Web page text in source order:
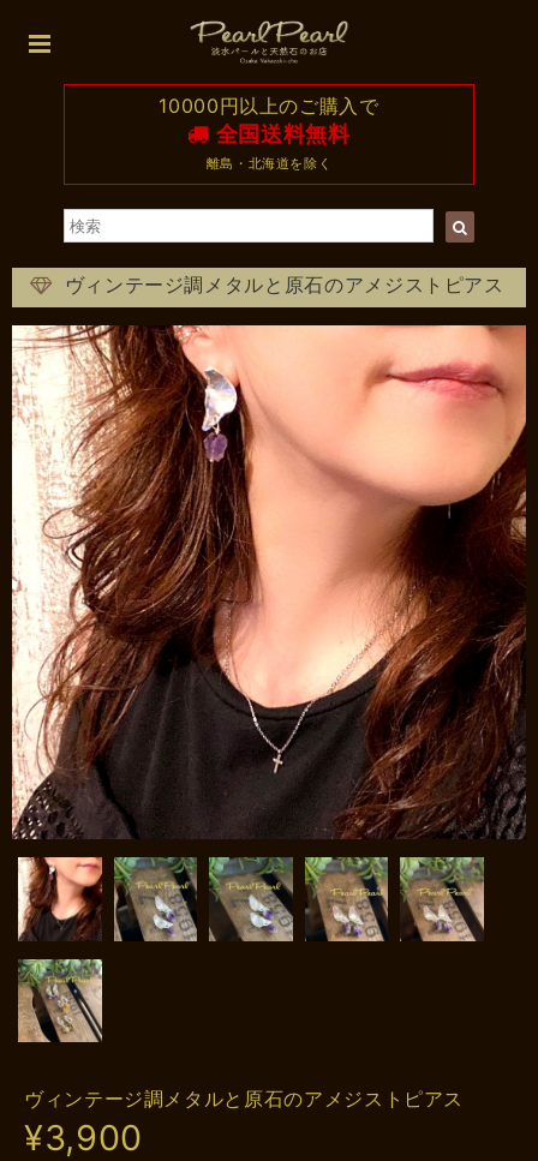
10000円以上のご購入で
全国送料無料
離島・北海道を除く
ヴィンテージ調メタルと原石のアメジストピアス
ヴィンテージ調メタルと原石のアメジストピアス
¥3,900